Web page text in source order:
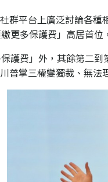
群平台上廣泛討論各
更多保護費」高居首
護費」外，其餘第二
普掌三權變獨裁、無法